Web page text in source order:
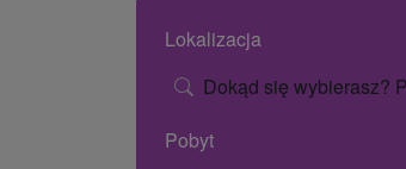
Lokalizacja
Dokąd się wybierasz?
Pobyt